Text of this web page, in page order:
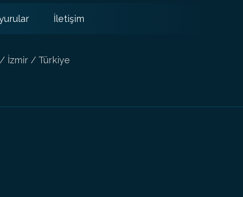
İletişim
/ İzmir / Türkiye